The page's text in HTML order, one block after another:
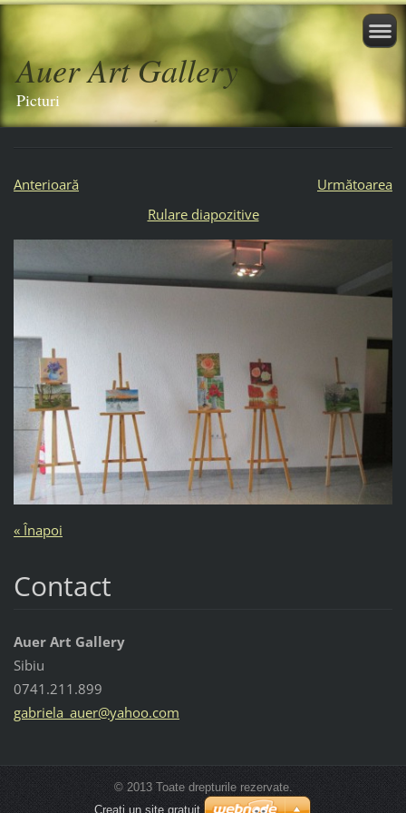
Auer Art Gallery
Picturi
Anterioară
Următoarea
Rulare diapozitive
« Înapoi
Contact
Auer Art Gallery
Sibiu
0741.211.899
gabriela _auer@yahoo.com
© 2013 Toate drepturile rezervate.
Creați un site gratuit